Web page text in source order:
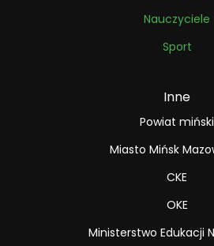
Nauczyciele
Sport
Inne
Powiat miński
Miasto Mińsk
CKE
OKE
Ministerstwo Edukacji